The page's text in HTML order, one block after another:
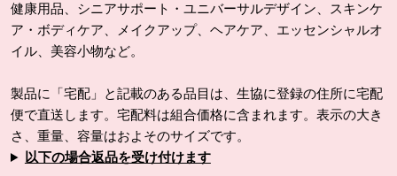
健康用品、シニアサポート・ユニバーサルデザイン、スキンケ
ア・ボディケア、メイクアップ、ヘアケア、エッセンシャルオ
イル、美容小物など。
製品に「宅配」と記載のある品目は、生協に登録の住所に宅配
便で直送します。宅配料は組合価格に含まれます。表示の大き
さ、重量、容量はおよそのサイズです。
以下の場合返品を受け付けます